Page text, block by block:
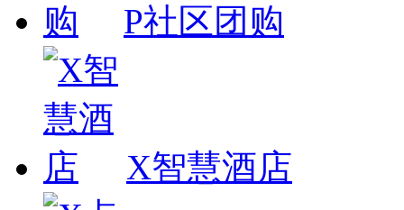
P社区团购
X智慧酒店